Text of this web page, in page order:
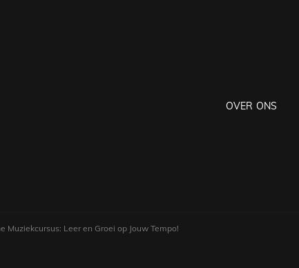
OVER ONS
Muziekcursus: Leer en Groei op Jouw Tempo!